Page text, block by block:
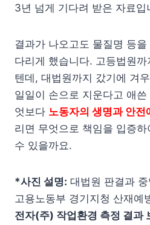
3년 넘게 기다려 받은 자료입
결과가 나오고도 물질명 등
다리게 했습니다. 고등법원
텐데, 대법원까지 갔기에 겨
일일이 손으로 지운다고 애
엇보다 노동자의 생명과 안전
리면 무엇으로 책임을 입증하
수 있을까요.
*사진 설명: 대법원 판결과
고용노동부 경기지청 산재예
전자(주) 작업환경 측정 결과